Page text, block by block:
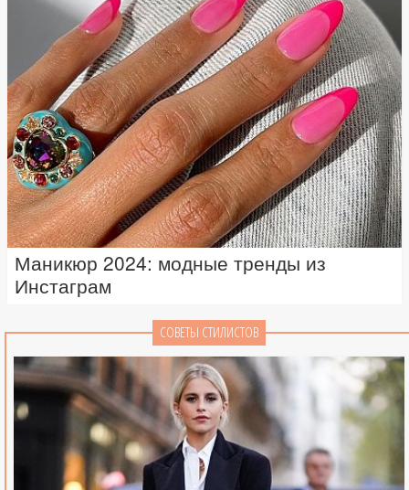
Маникюр 2024: модные тренды из
Инстаграм
СОВЕТЫ СТИЛИСТОВ